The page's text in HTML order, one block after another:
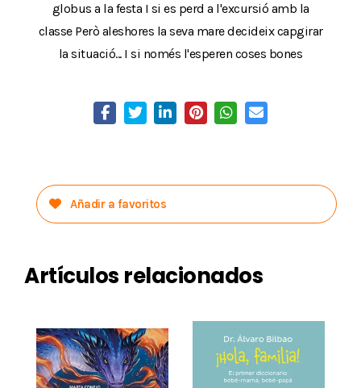
globus a la festa I si es perd a l'excursió amb la
classe Però aleshores la seva mare decideix capgirar
la situació... I si només l'esperen coses bones
Añadir a favoritos
Artículos relacionados